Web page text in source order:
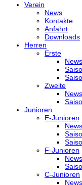
Verein
News
Kontakte
Anfahrt
Downloads
Herren
Erste
News
Zweite
News
Junioren
E-Junioren
News
F-Junioren
News
C-Junioren
News